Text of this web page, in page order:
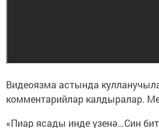
Видеоязма астында
комментарийлар калдыралар.
«Пиар ясады инде үзенә…Син